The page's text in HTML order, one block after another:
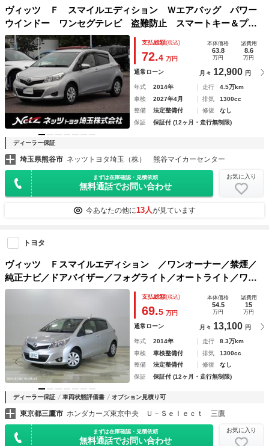
ヴィッツ Ｆ スマイルエディション Ｗエアバッグ パワー
ウインドー ワンセグテレビ 盗難防止 スマートキー＆プッ
シュスタート ＥＴＣ車載器 整備点検記録簿 ナビＴＶ エ
アコン ＡＢＳ キーフリーシステム ワンオーナー車 メモ
リーナビ
支払総額(税込)
72.4 万円
本体価格
63.8
万円
諸費用
8.6
万円
通常ローン 月々 12,900 円
年式 2014年 走行
4.5万km
車検
2027年4月 排気
1300cc
整備
法定整備付 修復
なし
保証
保証付 (12ヶ月・走行無制限)
ディーラー保証
埼玉県熊谷市 ネッツトヨタ埼玉（株） 熊谷マイカーセンター
まずは在庫確認・見積依頼
無料通話でお問い合わせ
お気に入り
今あなたの他に13人が見ています
トヨタ
ヴィッツ Ｆスマイルエディション ／ワンオーナー／禁煙／
純正ナビ／ドアバイザー／フォグライト／オートライト／ワン
セグＴＶ／Ｂｌｕｅｔｏｏｔｈオーディオ／ＥＴＣ／スマート
キー 電動格納式ドアミラー ワンセグテレビ 盗難防止
支払総額(税込)
69.5 万円
本体価格
54.5
万円
諸費用
15
万円
通常ローン 月々 13,100 円
年式 2014年 走行
8.3万km
車検
車検整備付 排気
1300cc
整備
法定整備付 修復
なし
保証
保証付 (12ヶ月・走行無制限)
ディーラー保証 車両状態評価書 オプション見積り可
東京都三鷹市 ホンダカーズ東京中央 Ｕ－Ｓｅｌｅｃｔ 三鷹
まずは在庫確認・見積依頼
無料通話でお問い合わせ
お気に入り